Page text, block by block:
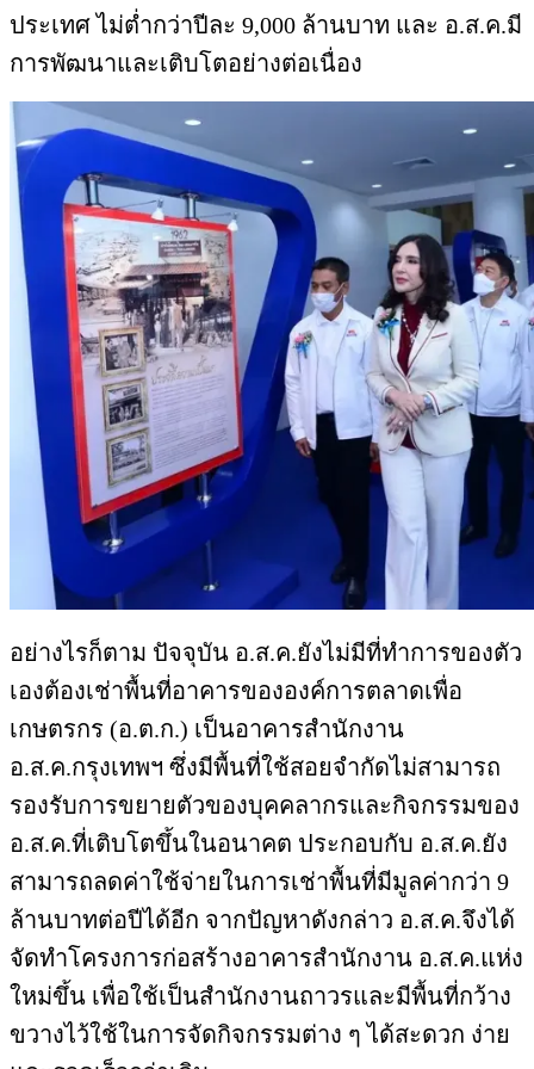
ประเทศ ไม่ต่ำกว่าปีละ 9,000 ล้านบาท และ อ.ส.ค.มี
การพัฒนาและเติบโตอย่างต่อเนื่อง
อย่างไรก็ตาม ปัจจุบัน อ.ส.ค.ยังไม่มีที่ทำการของตัว
เองต้องเช่าพื้นที่อาคารขององค์การตลาดเพื่อ
เกษตรกร (อ.ต.ก.) เป็นอาคารสำนักงาน
อ.ส.ค.กรุงเทพฯ ซึ่งมีพื้นที่ใช้สอยจำกัดไม่สามารถ
รองรับการขยายตัวของบุคคลากรและกิจกรรมของ
อ.ส.ค.ที่เติบโตขึ้นในอนาคต ประกอบกับ อ.ส.ค.ยัง
สามารถลดค่าใช้จ่ายในการเช่าพื้นที่มีมูลค่ากว่า 9
ล้านบาทต่อปีได้อีก จากปัญหาดังกล่าว อ.ส.ค.จึงได้
จัดทำโครงการก่อสร้างอาคารสำนักงาน อ.ส.ค.แห่ง
ใหม่ขึ้น เพื่อใช้เป็นสำนักงานถาวรและมีพื้นที่กว้าง
ขวางไว้ใช้ในการจัดกิจกรรมต่าง ๆ ได้สะดวก ง่าย